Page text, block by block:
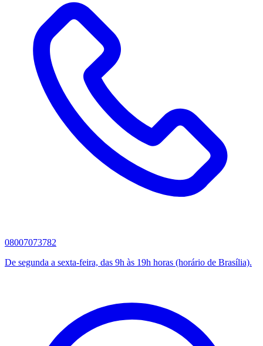
08007073782
De segunda a sexta-feira, das 9h às 19h horas (horário de Brasília).